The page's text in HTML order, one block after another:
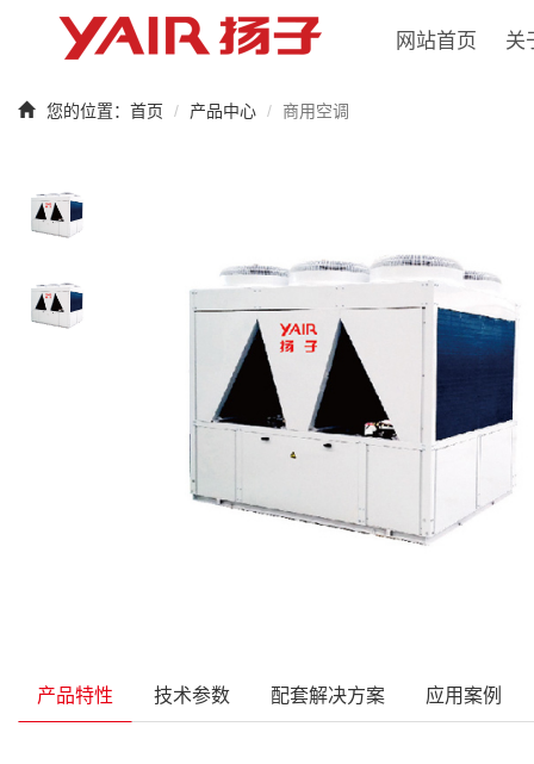
网站首页 关
您的位置： 首页 产品中心 商用空调
产品特性 技术参数 配套解决方案 应用案例